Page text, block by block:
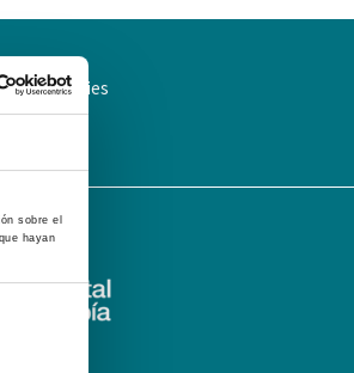
sobre el
hayan
de cookies